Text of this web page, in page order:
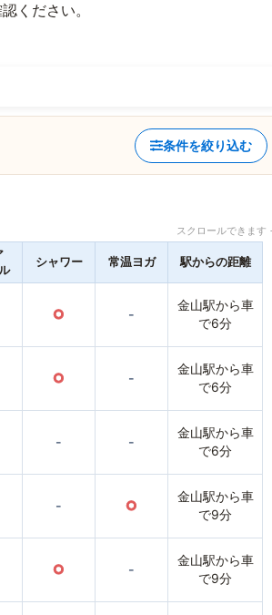
ください。
条件を絞り込む
スクロールできま
シャワー 常温ヨガ 駅からの距離
○ -
金山駅から車
で6分
○ -
金山駅から車
で6分
- -
金山駅から車
で6分
- ○
金山駅から車
で9分
○ -
金山駅から車
で9分